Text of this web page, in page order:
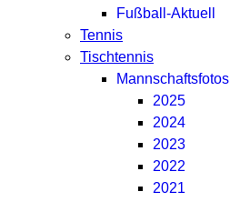
Fußball-Aktuell
Tennis
Tischtennis
Mannschaftsfotos
2025
2024
2023
2022
2021